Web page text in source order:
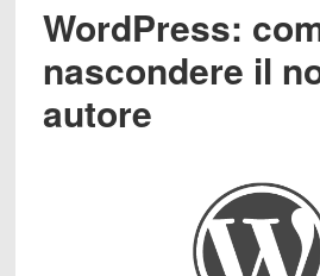
WordPress:
nascondere il
autore